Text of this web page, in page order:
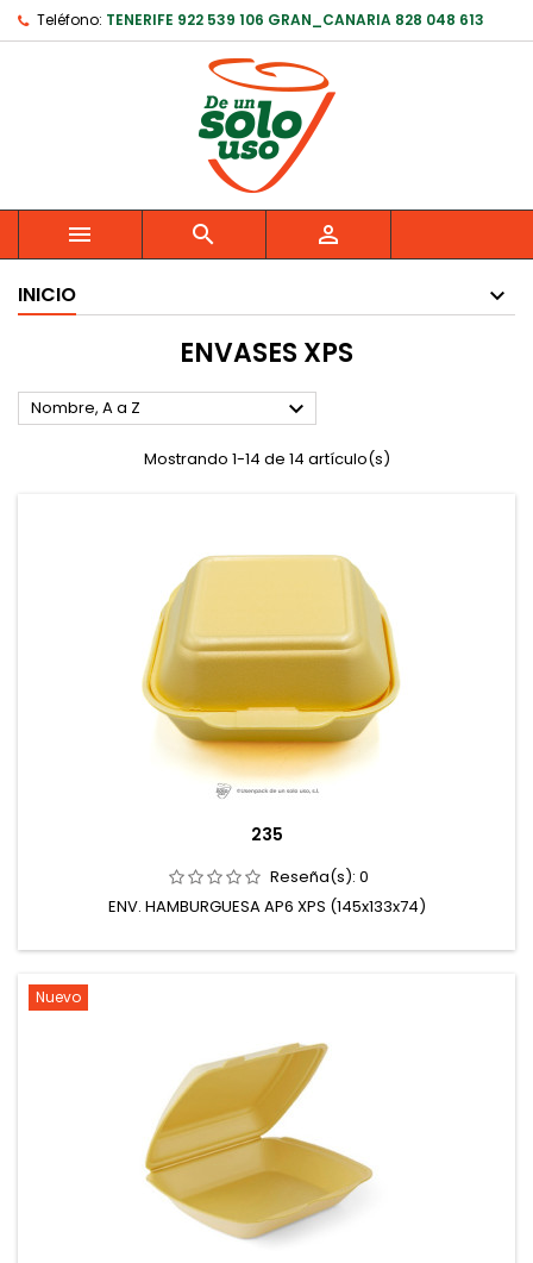
Teléfono: TENERIFE 922 539 106 GRAN_CANARIA 828 048 613
  
INICIO
ENVASES XPS
Nombre, A a Z 
Mostrando 1-14 de 14 artículo(s)
235
Reseña(s): 0
ENV. HAMBURGUESA AP6 XPS (145x133x74)
Nuevo